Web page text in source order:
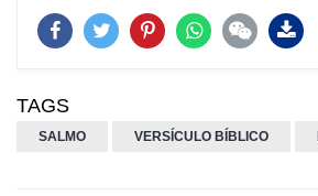
TAGS
SALMO VERSÍCULO BÍBLICO